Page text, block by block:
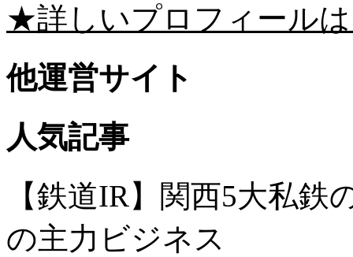
★詳しいプロフィール
他運営サイト
人気記事
【鉄道IR】関西5大私
の主力ビジネス